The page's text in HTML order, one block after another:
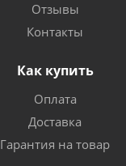
Отзывы
Контакты
Как купить
Оплата
Доставка
Гарантия на товар